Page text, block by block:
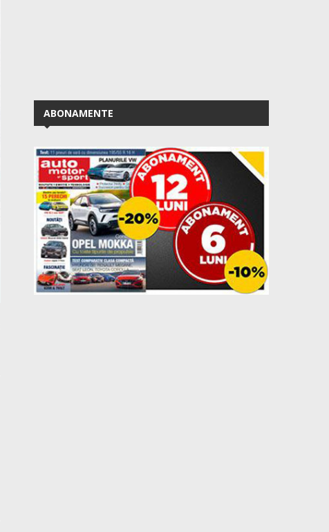
ABONAMENTE